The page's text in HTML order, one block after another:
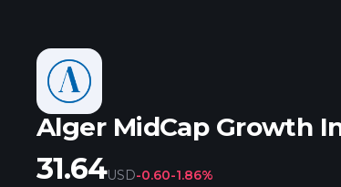
Alger MidCap Growth
31.64USD-0.60-1.86%